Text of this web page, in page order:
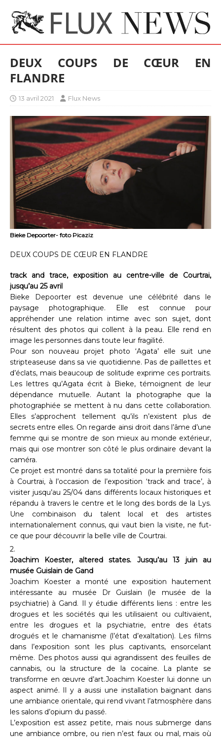
DEUX COUPS DE CŒUR EN
FLANDRE
13 avril 2021 Flux News
Bieke Depoorter- foto Picaziz
DEUX COUPS DE CŒUR EN FLANDRE
track and trace, exposition au centre-ville de Courtrai,
jusqu’au 25 avril
Bieke Depoorter est devenue une célébrité dans le
paysage photographique. Elle est connue pour
appréhender une relation intime avec son sujet, dont
résultent des photos qui collent à la peau. Elle rend en
image les personnes dans toute leur fragilité.
Pour son nouveau projet photo ‘Agata’ elle suit une
stripteaseuse dans sa vie quotidienne. Pas de paillettes et
d’éclats, mais beaucoup de solitude exprime ces portraits.
Les lettres qu’Agata écrit à Bieke, témoignent de leur
dépendance mutuelle. Autant la photographe que la
photographiée se mettent à nu dans cette collaboration.
Elles s’approchent tellement qu’ils n’existent plus de
secrets entre elles. On regarde ainsi droit dans l’âme d’une
femme qui se montre de son mieux au monde extérieur,
mais qui ose montrer son côté le plus ordinaire devant la
caméra.
Ce projet est montré dans sa totalité pour la première fois
à Courtrai, à l’occasion de l’exposition ‘track and trace’, à
visiter jusqu’au 25/04 dans différents locaux historiques et
répandu à travers le centre et le long des bords de la Lys.
Une combinaison du talent local et des artistes
internationalement connus, qui vaut bien la visite, ne fut-
ce que pour découvrir la belle ville de Courtrai.
2.
Joachim Koester, altered states. Jusqu’au 13 juin au
musée Guislain de Gand
Joachim Koester a monté une exposition hautement
intéressante au musée Dr Guislain (le musée de la
psychiatrie) à Gand. Il y étudie différents liens : entre les
drogues et les sociétés qui les utilisaient ou cultivaient,
entre les drogues et la psychiatrie, entre des états
drogués et le chamanisme (l’état d’exaltation). Les films
dans l’exposition sont les plus captivants, ensorcelant
même. Des photos aussi qui agrandissent des feuilles de
cannabis, ou la structure de la cocaïne. La plante se
transforme en œuvre d’art.Joachim Koester lui donne un
aspect animé. Il y a aussi une installation baignant dans
une ambiance orientale, qui rend vivant l’atmosphère dans
les salons d’opium du passé.
L’exposition est assez petite, mais nous submerge dans
une ambiance ombre, ou rien n’est faux ou mal, mais où